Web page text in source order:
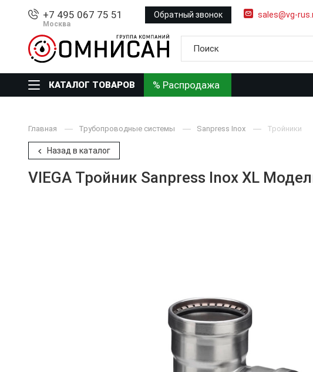
+7 495 067 75 51
Москва
Обратный звонок sales@vg-
КАТАЛОГ ТОВАРОВ % Распродажа
Главная Трубопроводные системы Sanpress Inox Тройники
Назад в каталог
VIEGA Тройник Sanpress Inox XL